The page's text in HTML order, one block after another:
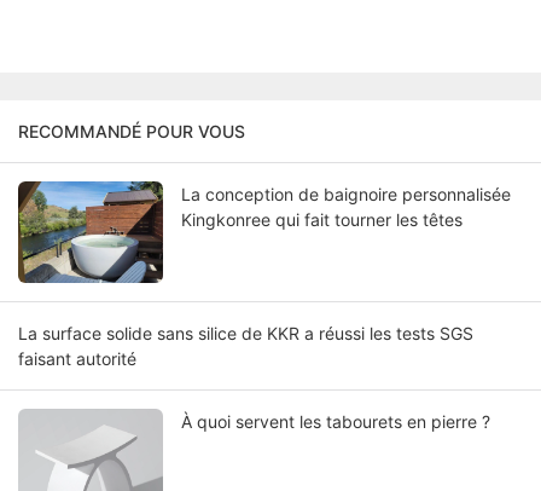
RECOMMANDÉ POUR VOUS
La conception de baignoire personnalisée
Kingkonree qui fait tourner les têtes
La surface solide sans silice de KKR a réussi les tests SGS
faisant autorité
À quoi servent les tabourets en pierre ?